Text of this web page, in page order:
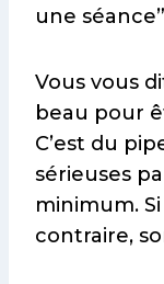
une
Vous vous
beau pour
C’est du
sérieuses
minimum.
contraire,